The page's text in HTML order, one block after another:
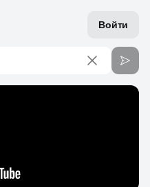
Войти